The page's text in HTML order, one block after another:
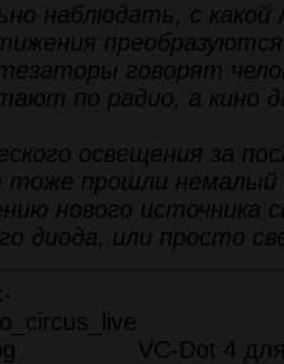
наблюдать, с какой
преобразуются
говорят
по радио, а кино
освещения за
прошли немалый
нового источника
диода, или просто
VC-Dot 4